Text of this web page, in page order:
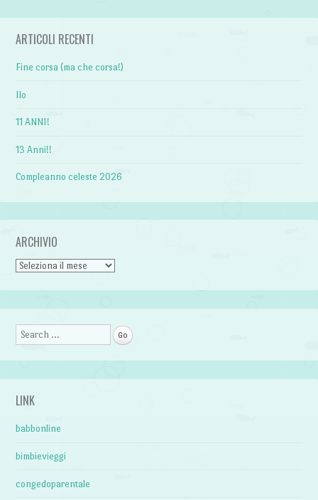
ARTICOLI RECENTI
Fine corsa (ma che corsa!)
Ilo
11 ANNI!
13 Anni!!
Compleanno celeste 2026
ARCHIVIO
Archivio
Search
LINK
babbonline
bimbievieggi
congedoparentale